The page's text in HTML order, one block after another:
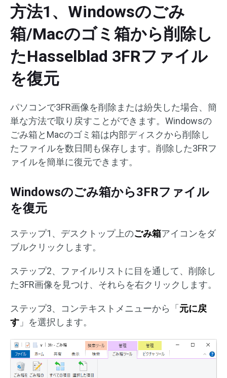
方法1、Windowsのごみ
箱/Macのゴミ箱から削除し
たHasselblad 3FRファイル
を復元
パソコンで3FR画像を削除または紛失した場合、簡
単な方法で取り戻すことができます。Windowsの
ごみ箱とMacのゴミ箱は内部ディスクから削除し
たファイルを数日間も保存します。削除した3FRフ
ァイルを簡単に復元できます。
Windowsのごみ箱から3FRファイル
を復元
ステップ1、デスクトップ上のごみ箱アイコンをダ
ブルクリックします。
ステップ2、ファイルリストに目を通して、削除し
た3FR画像を見つけ、それらを右クリックします。
ステップ3、コンテキストメニューから「 元に戻
す 」を選択します。